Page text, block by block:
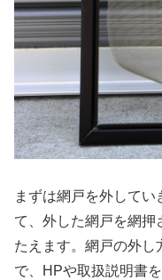
まずは網戸を外して
て、外した網戸を網
たえます。網戸の外
で、HPや取扱説明書